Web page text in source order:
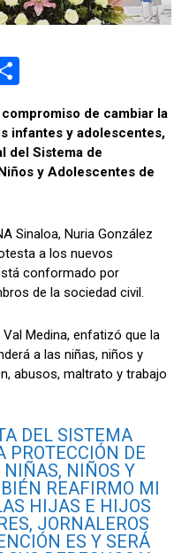
m
p
ar
de cambiar la
infantes y adolescentes,
del Sistema de
y Adolescentes de
Sinaloa, Nuria González
a los nuevos
conformado por
de la sociedad civil.
Medina, enfatizó que la
a las niñas, niños y
abusos, maltrato y trabajo
DEL SISTEMA
PROTECCIÓN DE
NIÑAS, NIÑOS Y
REAFIRMO MI
HIJAS E HIJOS
JORNALEROS
ES Y SERÁ